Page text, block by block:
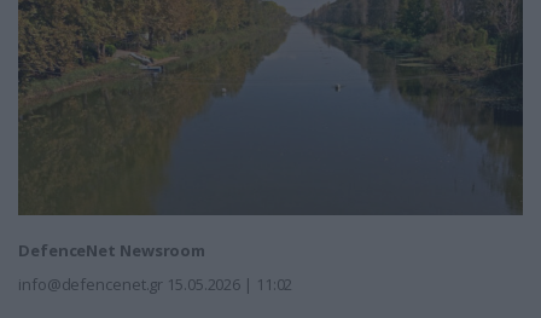
DefenceNet Newsroom
info@defencenet.gr 15.05.2026 | 11:02